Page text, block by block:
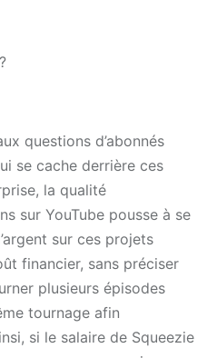
questions d’abonnés
se cache derrière ces
la qualité
sur YouTube pousse à se
sur ces projets
financier, sans préciser
plusieurs épisodes
tournage afin
si le salaire de Squeezie